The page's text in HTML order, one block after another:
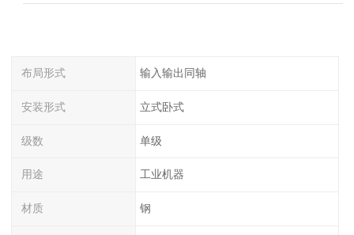
布局形式 输入输出同轴
安装形式 立式卧式
级数 单级
用途 工业机器
材质 钢